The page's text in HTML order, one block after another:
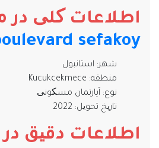
اطلاعات کلی در
sefakoy
شهر: استانبول
منطقه: Kucukcekmece
نوع: آپارتمان مسکونی
تاریخ تحویل: 2022
اطلاعات دقیق در